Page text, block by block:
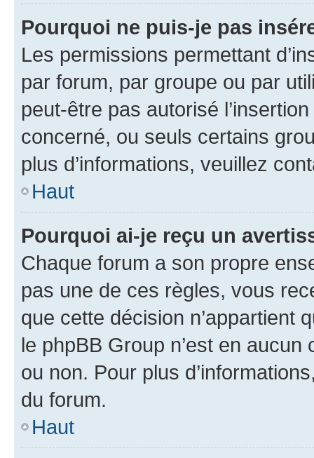
Pourquoi ne puis-je pas
Les permissions permettant
par forum, par groupe ou par
peut-être pas autorisé
concerné, ou seuls certains
plus d’informations, veuillez
Haut
Pourquoi ai-je reçu un
Chaque forum a son propre
pas une de ces règles, vous
que cette décision n’appartient
le phpBB Group n’est en
ou non. Pour plus
du forum.
Haut